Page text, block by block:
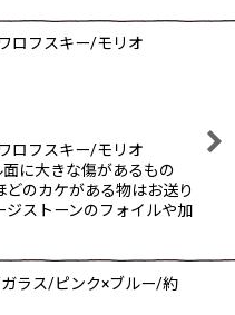
ロフスキー/モリオ
ロフスキー/モリオ
に大きな傷があるもの
のカケがある物はお送り
ジストーンのフォイルや加
ラス/ピンク×ブルー/約